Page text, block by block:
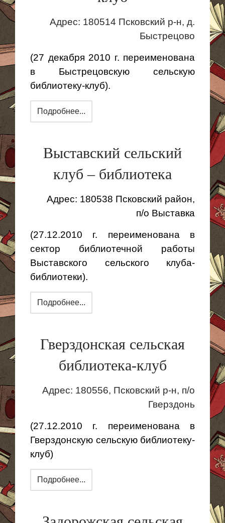
Адрес: 180514 Псковский р-н, д.
Быстрецово
(27 декабря 2010 г. переименована
в Быстрецовскую сельскую
библиотеку-клуб).
Подробнее...
Выставский сельский
клуб – библиотека
Адрес: 180538 Псковский район,
п/о Выставка
(27.12.2010 г. переименована в
сектор библиотечной работы
Выставского сельского клуба-
библиотеки).
Подробнее...
Гверздонская сельская
библиотека-клуб
Адрес: 180556, Псковский р-н, п/о
Гверздонь
(27.12.2010 г. переименована в
Гверздонскую сельскую библиотеку-
клуб)
Подробнее...